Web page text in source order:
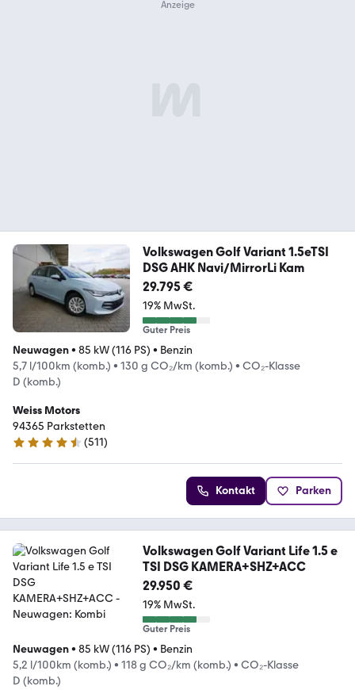
Volkswagen Golf Variant 1.5eTSI
DSG AHK Navi/MirrorLi Kam
29.795 €
19% MwSt.
Guter Preis
Neuwagen• 85 kW (116 PS) • Benzin
5,7 l/100km (komb.) • 130 g CO₂/km (komb.) • CO₂-Klasse
D (komb.)
Weiss Motors
94365 Parkstetten
4.5 Sterne
(511)
Kontakt Parken
Volkswagen Golf Variant Life 1.5 e
TSI DSG KAMERA+SHZ+ACC
29.950 €
19% MwSt.
Guter Preis
Neuwagen• 85 kW (116 PS) • Benzin
5,2 l/100km (komb.) • 118 g CO₂/km (komb.) • CO₂-Klasse
D (komb.)